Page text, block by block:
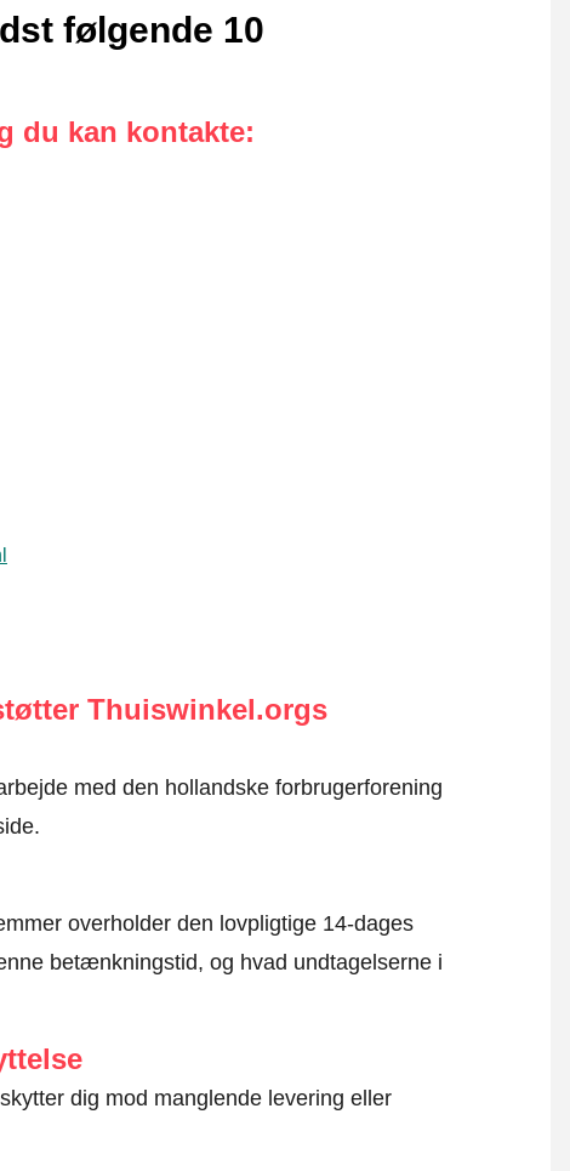
følgende 10
du kan kontakte:
Thuiswinkel.orgs
med den hollandske forbrugerforening
overholder den lovpligtige 14-dages
betænkningstid, og hvad undtagelserne i
dig mod manglende levering eller